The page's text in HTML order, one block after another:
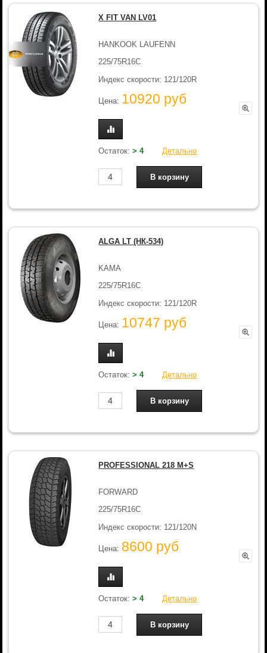
X FIT VAN LV01
HANKOOK LAUFENN
225/75R16C
Индекс скорости: 121/120R
Цена: 10920 руб
Остаток:> 4 Детально
ALGA LT (НК-534)
KAMA
225/75R16C
Индекс скорости: 121/120R
Цена: 10747 руб
Остаток:> 4 Детально
PROFESSIONAL 218 M+S
FORWARD
225/75R16C
Индекс скорости: 121/120N
Цена: 8600 руб
Остаток:> 4 Детально